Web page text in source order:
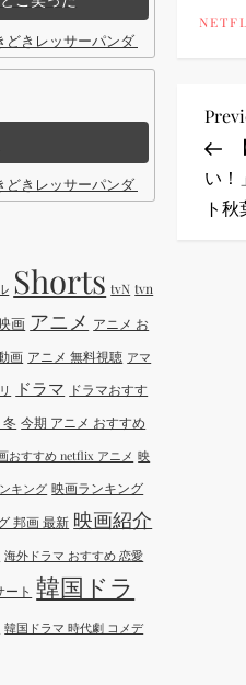
投
稿
ナ
Post
い！
ト
どきレッサーパンダ ｜Disney (ディズ
どきレッサーパンダ ｜Disney (ディ
Shorts tvN tvn
画 アニメ アニメ お
画 アニメ 無料視聴 アマ
ドラマ ドラマおすす
冬 今期 アニメ おすすめ
おすすめ netflix アニメ 映
キング 映画ランキング
邦画 最新 映画紹介
海外ドラマ おすすめ 恋愛
ト 韓国ドラ
韓国ドラマ 時代劇 コメデ